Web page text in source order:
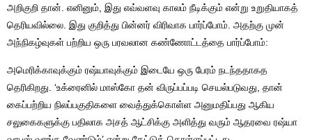
அறிகுறி தான். எனினும், இது எவ்வளவு காலம் நீடிக்கும் என்று உறுதியாகத்
தெரியவில்லை. இது குறித்து பின்னர் விரிவாக பார்ப்போம். அதற்கு முன்
அந்நிகழ்வுகள் பற்றிய ஒரு பரவலான கண்ணோட்டத்தை பார்ப்போம்:
அமெரிக்காவுக்கும் ரஷ்யாவுக்கும் இடையே ஒரு பேரம் நடந்ததாகத
தெரிகிறது. ‘உக்ரைனில் மாஸ்கோ தன் விருப்பப்படி செயல்படுவது, தான்
கைப்பற்றிய நிலப்பகுதிகளை வைத்துக்கொள்ள அனுமதிப்பது ஆகிய
சலுகைகளுக்கு பதிலாக அசத் ஆட்சிக்கு அளித்து வரும் ஆதரவை ரஷ்யா